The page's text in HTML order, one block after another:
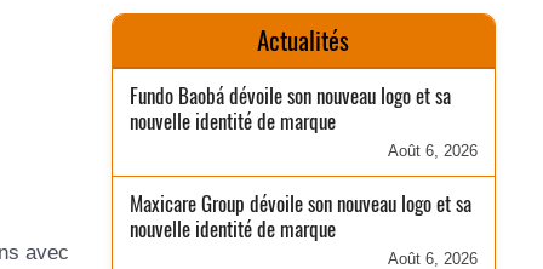
avec
Actualités
Fundo Baobá dévoile son nouveau logo et sa
nouvelle identité de marque
Août 6, 2026
Maxicare Group dévoile son nouveau logo et sa
nouvelle identité de marque
Août 6, 2026